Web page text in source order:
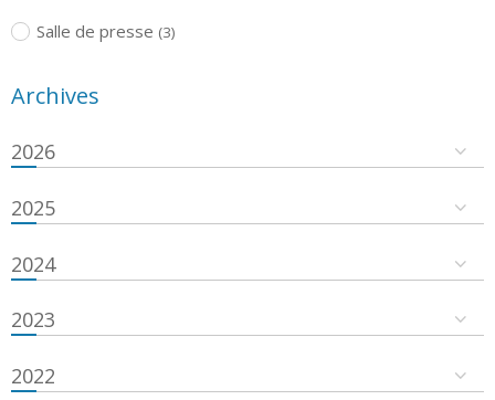
Salle de presse (3)
Archives
2026
2025
2024
2023
2022